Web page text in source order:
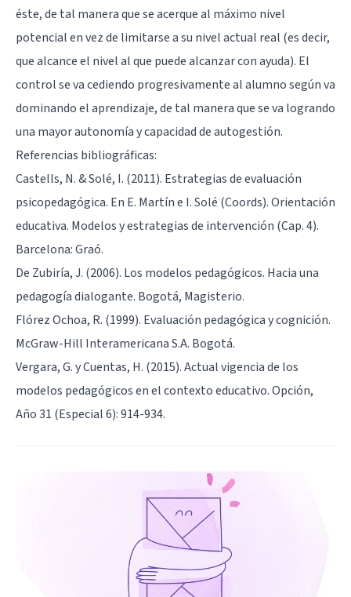
éste, de tal manera que se acerque al máximo nivel
potencial en vez de limitarse a su nivel actual real (es decir,
que alcance el nivel al que puede alcanzar con ayuda). El
control se va cediendo progresivamente al alumno según va
dominando el aprendizaje, de tal manera que se va logrando
una mayor autonomía y capacidad de autogestión.
Referencias bibliográficas:
Castells, N. & Solé, I. (2011). Estrategias de evaluación
psicopedagógica. En E. Martín e I. Solé (Coords). Orientación
educativa. Modelos y estrategias de intervención (Cap. 4).
Barcelona: Graó.
De Zubiría, J. (2006). Los modelos pedagógicos. Hacia una
pedagogía dialogante. Bogotá, Magisterio.
Flórez Ochoa, R. (1999). Evaluación pedagógica y cognición.
McGraw-Hill Interamericana S.A. Bogotá.
Vergara, G. y Cuentas, H. (2015). Actual vigencia de los
modelos pedagógicos en el contexto educativo. Opción,
Año 31 (Especial 6): 914-934.